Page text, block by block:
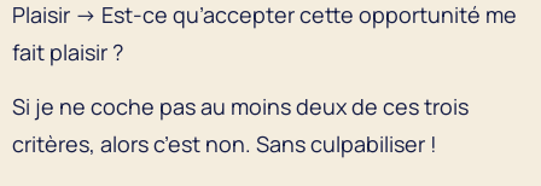
Plaisir → Est-ce qu’accepter cette opportunité me
fait plaisir ?
Si je ne coche pas au moins deux de ces trois
critères, alors c’est non. Sans culpabiliser !